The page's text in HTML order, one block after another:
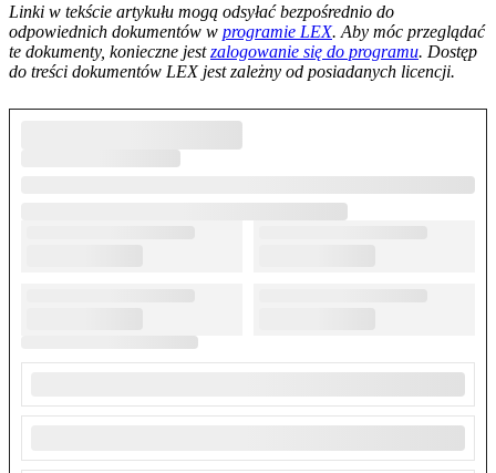
Linki w tekście artykułu mogą odsyłać bezpośrednio do
odpowiednich dokumentów w programie LEX. Aby móc przeglądać
te dokumenty, konieczne jestzalogowanie się do programu. Dostęp
do treści dokumentów LEX jest zależny od posiadanych licencji.